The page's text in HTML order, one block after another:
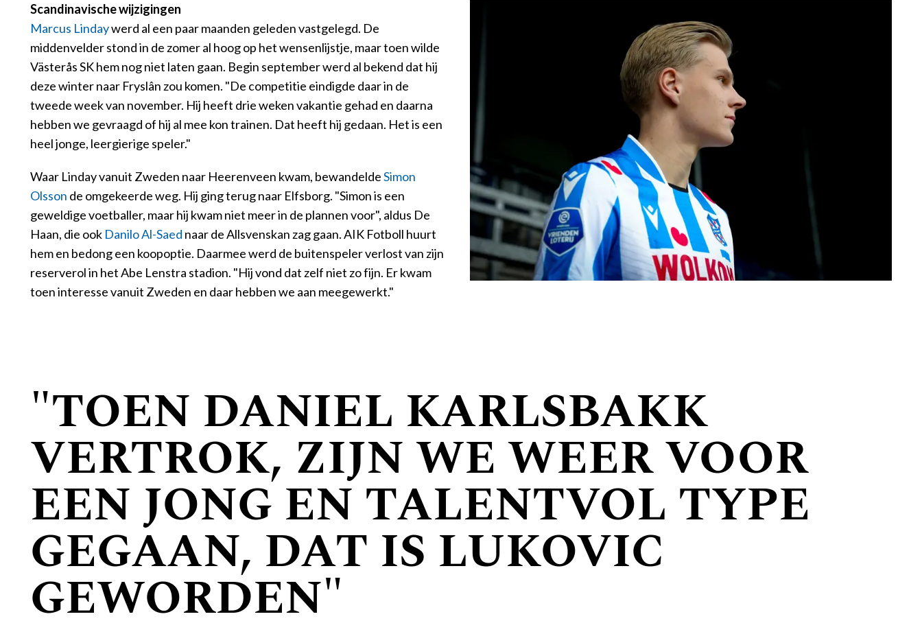
Scandinavische wijzigingen
Marcus Lindaywerd al een paar maanden geleden vastgelegd. De
middenvelder stond in de zomer al hoog op het wensenlijstje, maar toen wilde
Västerås SK hem nog niet laten gaan. Begin september werd al bekend dat hij
deze winter naar Fryslân zou komen. "De competitie eindigde daar in de
tweede week van november. Hij heeft drie weken vakantie gehad en daarna
hebben we gevraagd of hij al mee kon trainen. Dat heeft hij gedaan. Het is een
heel jonge, leergierige speler."
Waar Linday vanuit Zweden naar Heerenveen kwam, bewandeldeSimon
Olsson de omgekeerde weg. Hij ging terug naar Elfsborg. "Simon is een
geweldige voetballer, maar hij kwam niet meer in de plannen voor", aldus De
Haan, die ook Danilo Al-Saed naar de Allsvenskan zag gaan. AIK Fotboll huurt
hem en bedong een koopoptie. Daarmee werd de buitenspeler verlost van zijn
reserverol in het Abe Lenstra stadion. "Hij vond dat zelf niet zo fijn. Er kwam
toen interesse vanuit Zweden en daar hebben we aan meegewerkt."
"TOEN DANIEL KARLSBAKK
VERTROK, ZIJN WE WEER VOOR
EEN JONG EN TALENTVOL TYPE
GEGAAN, DAT IS LUKOVIC
GEWORDEN"